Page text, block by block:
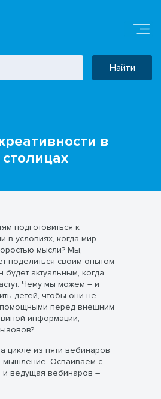
Найти
в
подготовиться к
в условиях, когда мир
мысли? Мы,
поделиться своим опытом
актуальным, когда
Чему мы можем ― и
детей, чтобы они не
перед внешним
информации,
цикле из пяти вебинаров
мышление. Осваиваем с
и ведущая вебинаров –